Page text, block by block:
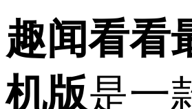
趣闻看看
机版是一